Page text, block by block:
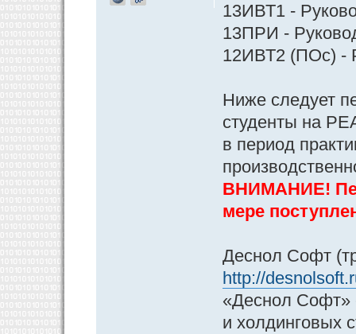
13ИВТ1 -
13ПРИ -
12ИВТ2 (ПОс) -
Ниже следует
студенты на
в период
ВНИМАНИЕ!
мере
Деснол Софт
http://
«Деснол Софт»
и холдинговых